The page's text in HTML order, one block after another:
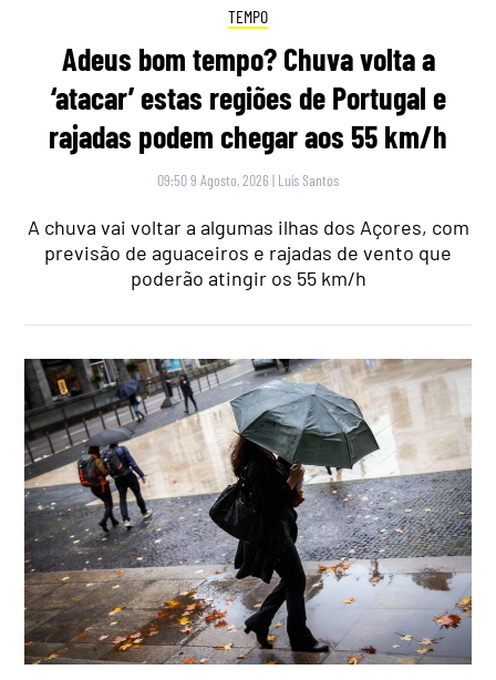
TEMPO
Adeus bom tempo? Chuva volta a
‘atacar’ estas regiões de Portugal e
rajadas podem chegar aos 55 km/h
09:50 9 Agosto, 2026 | Luís Santos
A chuva vai voltar a algumas ilhas dos Açores, com
previsão de aguaceiros e rajadas de vento que
poderão atingir os 55 km/h